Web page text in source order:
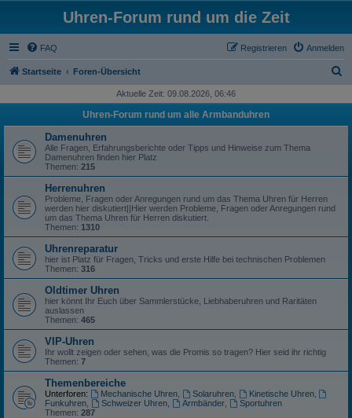
Uhren-Forum rund um die Zeit
FAQ Anmelden
Registrieren
Startseite Foren-Übersicht
h
Aktuelle Zeit: 09.08.2026, 06:46
Uhren-Forum rund um alle Armbanduhren
Damenuhren
Alle Fragen, Erfahrungsberichte oder Tipps und Hinweise zum Thema
Damenuhren finden hier Platz
Themen: 215
Herrenuhren
Probleme, Fragen oder Anregungen rund um das Thema Uhren für Herren
werden hier diskutiert||Hier werden Probleme, Fragen oder Anregungen rund
um das Thema Uhren für Herren diskutiert.
Themen: 1310
Uhrenreparatur
hier ist Platz für Fragen, Tricks und erste Hilfe bei technischen Problemen
Themen: 316
Oldtimer Uhren
hier könnt Ihr Euch über Sammlerstücke, Liebhaberuhren und Raritäten
auslassen
Themen: 465
VIP-Uhren
Ihr wollt zeigen oder sehen, was die Promis so tragen? Hier seid ihr richtig
Themen: 7
Themenbereiche
Unterforen: Mechanische Uhren, Solaruhren, Kinetische Uhren,
Funkuhren
Schweizer Uhren, Armbänder,
Sportuhren
Themen: 287